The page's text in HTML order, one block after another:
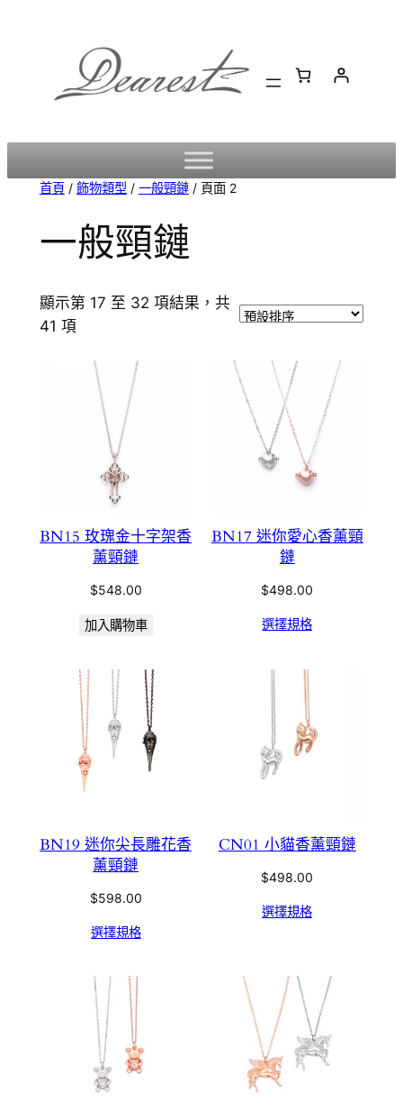
首頁/ 飾物類型 / 一般頸鏈/ 頁面 2
一般頸鏈
顯示第 17 至 32 項結果，共
41 項
BN15 玫瑰金十字架香
薰頸鏈
$548.00
加入購物車
BN17 迷你愛心香薰頸
鏈
$498.00
選擇規格
BN19 迷你尖長雕花香
薰頸鏈
$598.00
選擇規格
CN01 小貓香薰頸鏈
$498.00
選擇規格